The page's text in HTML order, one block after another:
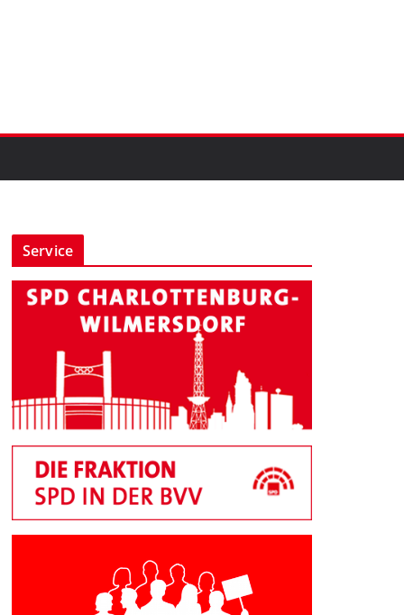
Service